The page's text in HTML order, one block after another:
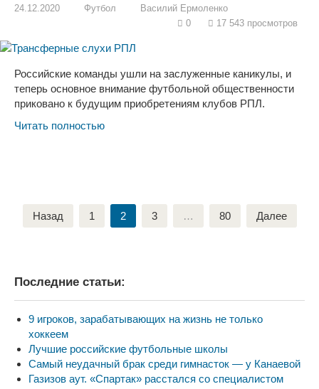
24.12.2020 Футбол
Василий Ермоленко
0
17 543 просмотров
Российские команды ушли на заслуженные каникулы, и
теперь основное внимание футбольной общественности
приковано к будущим приобретениям клубов РПЛ.
Читать полностью
Навигация
по
Назад 1 2 3 … 80 Далее
Последние статьи:
9 игроков, зарабатывающих на жизнь не только
хоккеем
Лучшие российские футбольные школы
Самый неудачный брак среди гимнасток — у Канаевой
Газизов аут. «Спартак» расстался со специалистом